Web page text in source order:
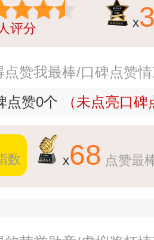
人评分 x
赞我最棒/口碑点赞
点赞0个
（未点亮口
数 x68 点赞最